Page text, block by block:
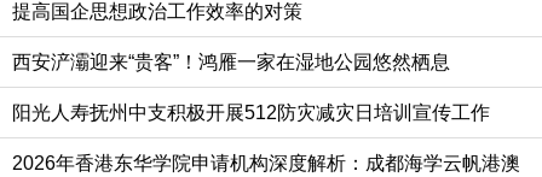
提高国企思想政治工作效率的对策
西安浐灞迎来“贵客”！鸿雁一家在湿地公园悠然栖息
阳光人寿抚州中支积极开展512防灾减灾日培训宣传工作
2026年香港东华学院申请机构深度解析：成都海学云帆港澳